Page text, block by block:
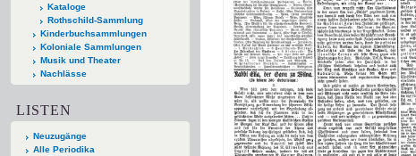
Kataloge
Rothschild-Sammlung
Kinderbuchsammlungen
Koloniale Sammlungen
Musik und Theater
Nachlässe
LISTEN
Neuzugänge
Alle Periodika